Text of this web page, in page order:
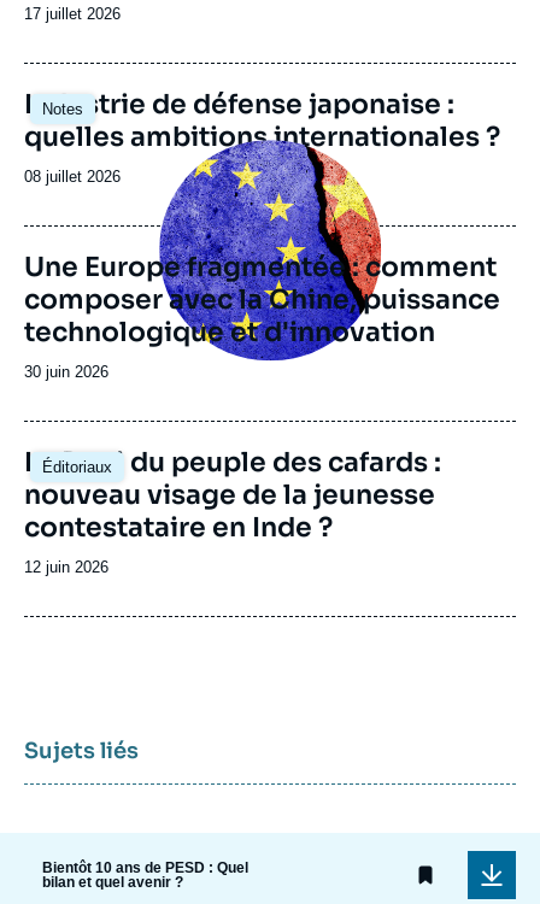
Date
publication
17 juillet 2026
Notes
Image
principale
Industrie de défense japonaise :
quelles ambitions internationales ?
Date
publication
08 juillet 2026
Image
principale
Une Europe fragmentée : comment
composer avec la Chine, puissance
technologique et d'innovation
Date
publication
30 juin 2026
Éditoriaux
Image
principale
Le Parti du peuple des cafards :
nouveau visage de la jeunesse
contestataire en Inde ?
Date
publication
12 juin 2026
Sujets liés
Vincent THOUVENIN, « Bientôt 10 ans de
Bientôt 10 ans de PESD : Quel
bilan et quel avenir ?